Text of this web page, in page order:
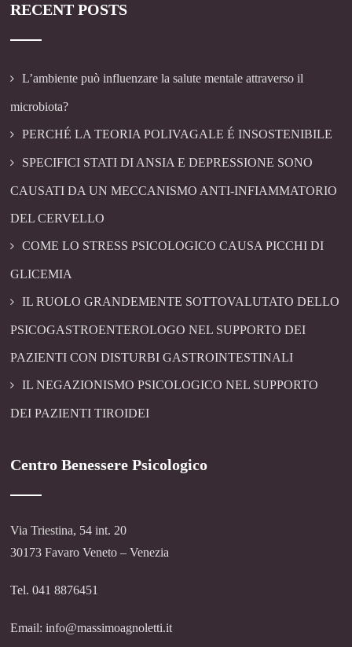
RECENT POSTS
L’ambiente può influenzare la salute mentale attraverso il
microbiota?
PERCHÉ LA TEORIA POLIVAGALE É INSOSTENIBILE
SPECIFICI STATI DI ANSIA E DEPRESSIONE SONO
CAUSATI DA UN MECCANISMO ANTI-INFIAMMATORIO
DEL CERVELLO
COME LO STRESS PSICOLOGICO CAUSA PICCHI DI
GLICEMIA
IL RUOLO GRANDEMENTE SOTTOVALUTATO DELLO
PSICOGASTROENTEROLOGO NEL SUPPORTO DEI
PAZIENTI CON DISTURBI GASTROINTESTINALI
IL NEGAZIONISMO PSICOLOGICO NEL SUPPORTO
DEI PAZIENTI TIROIDEI
Centro Benessere Psicologico
Via Triestina, 54 int. 20
30173 Favaro Veneto – Venezia
Tel. 041 8876451
Email: info@massimoagnoletti.it